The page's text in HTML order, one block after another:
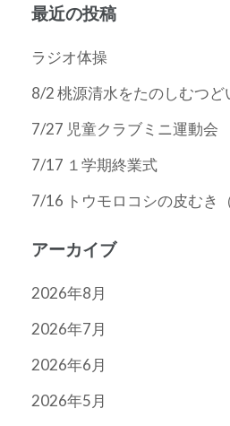
ョ
ン
最近の投稿
ラジオ体操
8/2 桃源清水をたのしむつど
7/27 児童クラブミニ運動会
7/17 １学期終業式
7/16 トウモロコシの皮むき
アーカイブ
2026年8月
2026年7月
2026年6月
2026年5月